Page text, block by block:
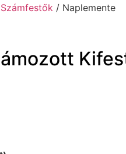
Számfestők / Naplemente